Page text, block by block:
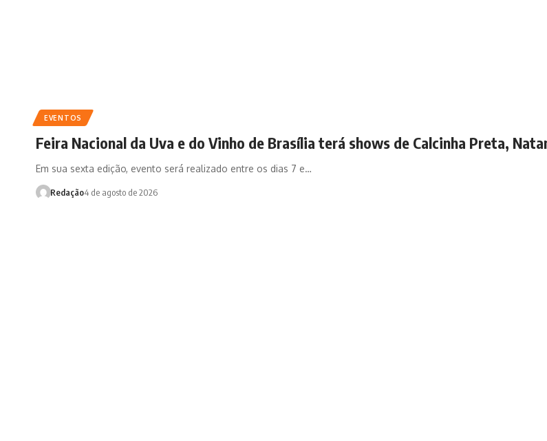
EVENTOS
Feira Nacional da Uva e do Vinho de Brasília terá shows de Calcinha Preta,
Em sua sexta edição, evento será realizado entre os dias 7 e…
Redação4 de agosto de 2026